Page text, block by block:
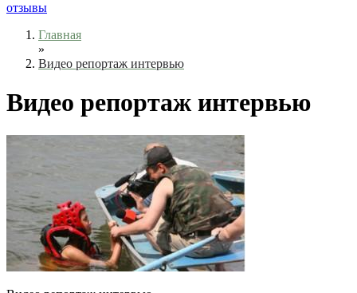
отзывы
Главная
»
Видео репортаж интервью
Видео репортаж интервью